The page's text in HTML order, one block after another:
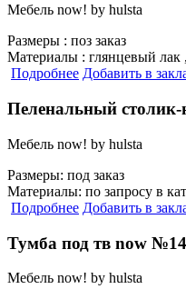
Мебель now! by hulsta
Размеры : поз заказ
Материалы : глянцевый лак
Подробнее Добавить в
Пеленальный
Мебель now! by hulsta
Размеры: под заказ
Материалы: по запросу в
Подробнее Добавить в
Тумба под тв now №14
Мебель now! by hulsta